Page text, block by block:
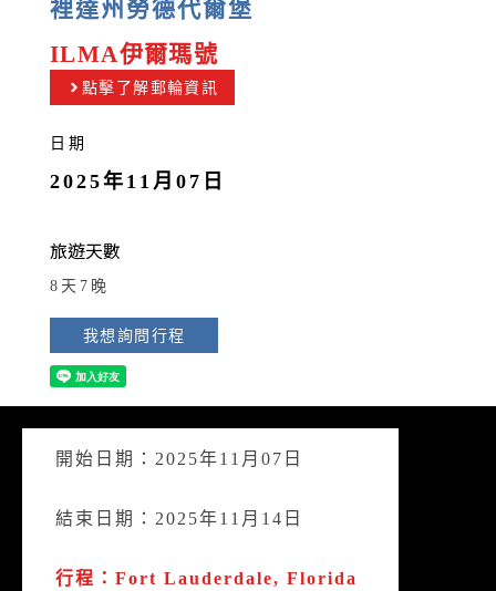
裡達州勞德代爾堡
ILMA伊爾瑪號
點擊了解郵輪資訊
日期
2025年11月07日
旅遊天數
8天7晚
我想詢問行程
開始日期：2025年11月07日
結束日期：2025年11月14日
行程：Fort Lauderdale, Florida